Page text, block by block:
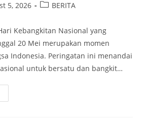
5, 2026
PostBERITA
Kebangkitan Nasional yang
20 Mei merupakan momen
Indonesia. Peringatan ini menandai
untuk bersatu dan bangkit…